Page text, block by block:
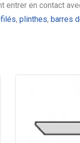
entrer en contact
, plinthes, barres